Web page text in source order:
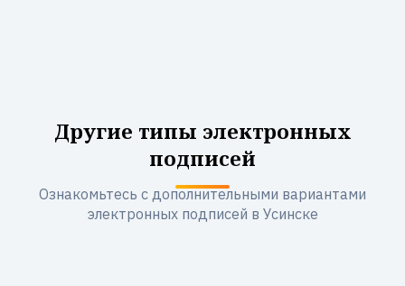
Другие типы электронных
подписей
Ознакомьтесь с дополнительными вариантами
электронных подписей в Усинске